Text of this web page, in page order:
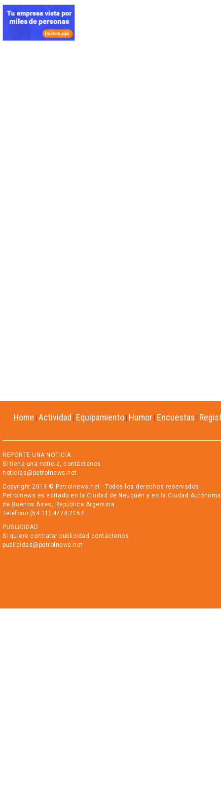
Home Actividad Equipamiento Humor Encuestas
REPORTE UNA NOTICIA
Si tiene una noticia, contáctenos
noticias@petrolnews.net
Copyright 2019 © Petrolnews.net - Todos los derechos reservados
Petrolnews es editado en la Ciudad de Neuquén y en la Ciudad Autónoma
de Buenos Aires, República Argentina
Teléfono (54 11) 4774 2154
PUBLICIDAD
Si quiere contratar publicidad contáctenos
publicidad@petrolnews.net